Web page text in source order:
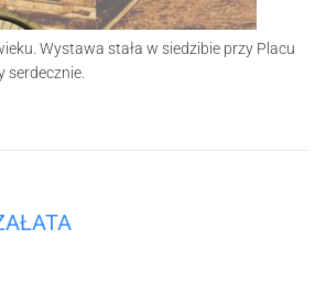
Wystawa stała w siedzibie przy Placu
serdecznie.